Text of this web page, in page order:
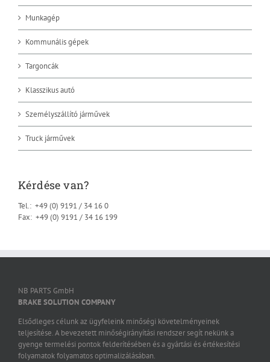
Munkagép
Kommunális gépek
Targoncák
Klasszikus autó
Személyszállító járművek
Truck járművek
Kérdése van?
Tel.: +49 (0) 9191 / 34 16 0
Fax: +49 (0) 9191 / 34 16 199
NB PARTS GmbH
BRAKE SOLUTION COMPANY
Elsődleges célunk az ügyfeleink minőségi követelményeinek
teljesítése. A bevezetett minőségirányítási rendszer segít nekünk a
gyenge termelési pontok felderítésében és a gyártási és értékesítési
folyamatok folyamatos optimalizálásában.